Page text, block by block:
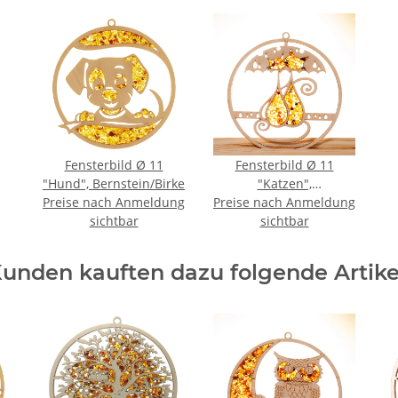
Fensterbild Ø 11
"Hund", Bernstein/Birke
Preise nach Anmeldung
sichtbar
Fensterbild Ø 11
"Katzen",
Bernstein/Birke
Preise nach Anmeldung
sichtbar
kauften dazu folgende